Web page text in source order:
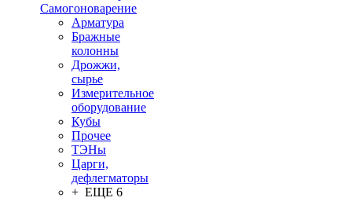
Самогоноварение
Арматура
Бражные
колонны
Дрожжи,
сырье
Измерительное
оборудование
Кубы
Прочее
ТЭНы
Царги,
дефлегматоры
+ ЕЩЕ 6